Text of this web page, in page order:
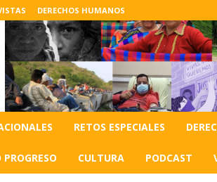
DERECHOS HUMANOS
RETOS ESPECIALES
PROGRESO CULTURA PODCAST